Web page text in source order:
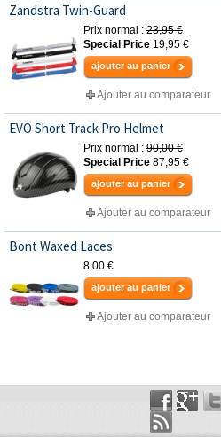
Zandstra Twin-Guard
Prix normal : 23,95 €
Special Price 19,95 €
ajouter au panier
Ajouter au comparateur
EVO Short Track Pro Helmet
Prix normal : 90,00 €
Special Price 87,95 €
ajouter au panier
Ajouter au comparateur
Bont Waxed Laces
8,00 €
ajouter au panier
Ajouter au comparateur